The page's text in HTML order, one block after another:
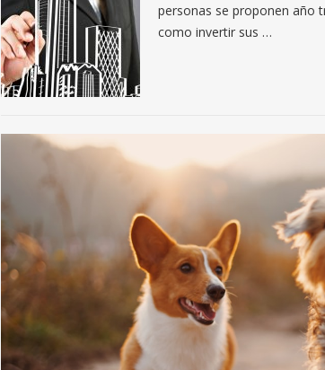
personas se proponen año
como invertir sus …